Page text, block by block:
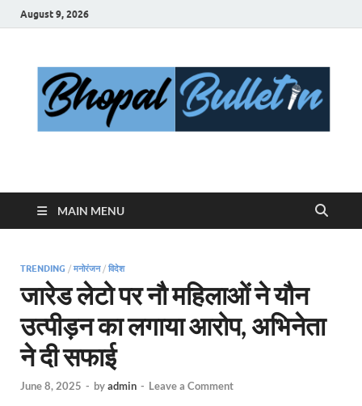
August 9, 2026
Bhopal Bulletin
MAIN MENU
TRENDING / मनोरंजन/ विदेश
जारेड लेटो पर नौ महिलाओं ने यौन
उत्पीड़न का लगाया आरोप, अभिनेता
ने दी सफाई
June 8, 2025 - byadmin - Leave a Comment